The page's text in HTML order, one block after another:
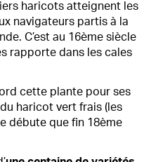
haricots atteignent les
navigateurs partis à la
C’est au 16ème siècle
rapporte dans les cales
cette plante pour ses
haricot vert frais (les
débute que fin 18ème